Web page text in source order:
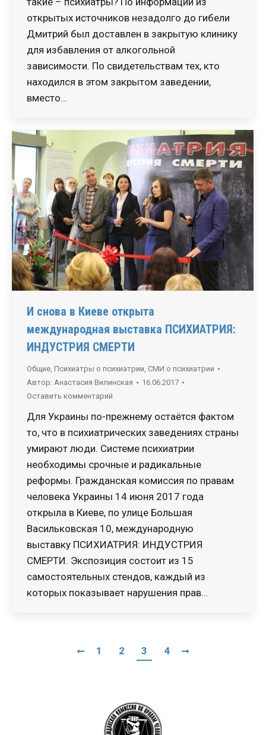
открытых источников незадолго до гибели
Дмитрий был доставлен в закрытую клинику
для избавления от алкогольной
зависимости. По свидетельствам тех, кто
находился в этом закрытом заведении,
вместо…
И снова в Киеве открыта
международная выставка ПСИХИАТРИЯ:
ИНДУСТРИЯ СМЕРТИ
Общие, Психиатры о психиатрии, СМИ о психиатрии
Автор: Анастасия Вилинская
16.06.2017
Оставить комментарий
Для Украины по-прежнему остаётся фактом
то, что в психиатрических заведениях страны
умирают люди. Системе психиатрии
необходимы срочные и радикальные
реформы. Гражданская комиссия по правам
человека Украины 14 июня 2017 года
открыла в Киеве, по улице Большая
Васильковская 10, международную
выставку ПСИХИАТРИЯ: ИНДУСТРИЯ
СМЕРТИ. Экспозиция состоит из 15
самостоятельных стендов, каждый из
которых показывает нарушения прав…
1 2 3 4